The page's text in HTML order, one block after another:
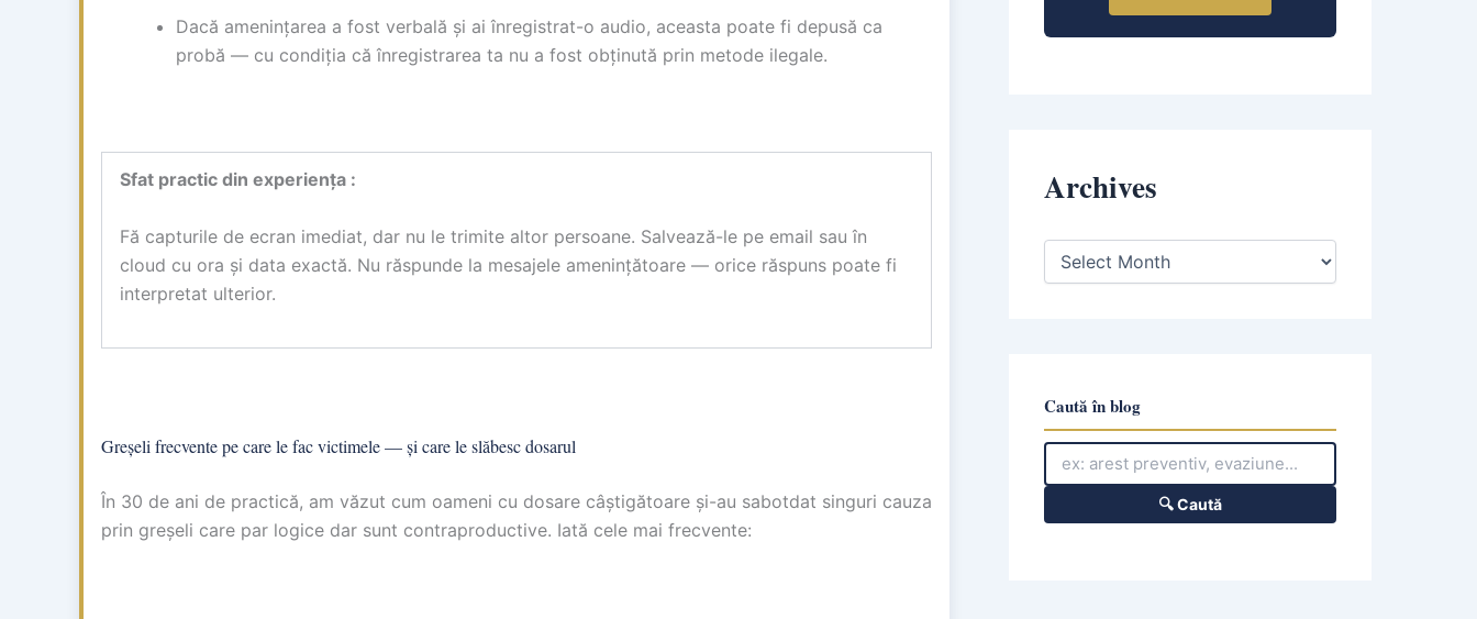
Dacă amenințarea a fost verbală și ai înregistrat-o audio, aceasta poate fi depusă ca
probă — cu condiția că înregistrarea ta nu a fost obținută prin metode ilegale.
Sfat practic din experiența :
Fă capturile de ecran imediat, dar nu le trimite altor persoane. Salvează-le pe email sau în
cloud cu ora și data exactă. Nu răspunde la mesajele amenințătoare — orice răspuns poate fi
interpretat ulterior.
Greșeli frecvente pe care le fac victimele — și care le slăbesc dosarul
În 30 de ani de practică, am văzut cum oameni cu dosare câștigătoare și-au sabotdat singuri cauza
prin greșeli care par logice dar sunt contraproductive. Iată cele mai frecvente:
Archives
A
s
Caută în blog
🔍 Caută